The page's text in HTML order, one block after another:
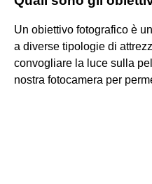
Un obiettivo fotografico è
a diverse tipologie di
convogliare la luce sulla
nostra fotocamera per